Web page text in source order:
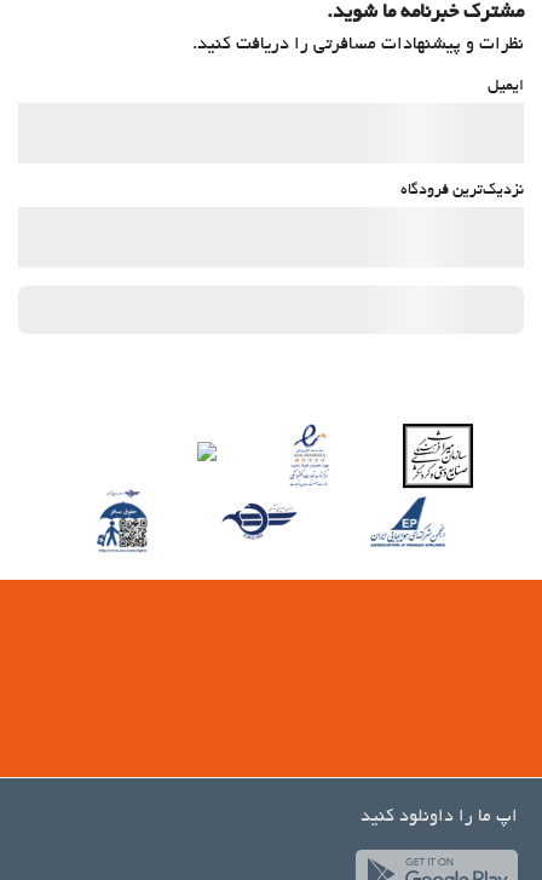
مشترک خبرنامه ما شوید.
نظرات و پیشنهادات مسافرتی را دریافت کنید.
ایمیل
نزدیک‌ترین فرودگاه
اپ ما را داونلود کنید